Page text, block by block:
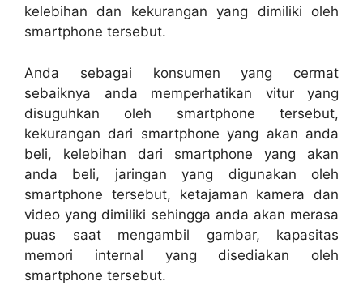
kelebihan dan kekurangan yang dimiliki oleh
smartphone tersebut.
Anda sebagai konsumen yang cermat
sebaiknya anda memperhatikan vitur yang
disuguhkan oleh smartphone tersebut,
kekurangan dari smartphone yang akan anda
beli, kelebihan dari smartphone yang akan
anda beli, jaringan yang digunakan oleh
smartphone tersebut, ketajaman kamera dan
video yang dimiliki sehingga anda akan merasa
puas saat mengambil gambar, kapasitas
memori internal yang disediakan oleh
smartphone tersebut.